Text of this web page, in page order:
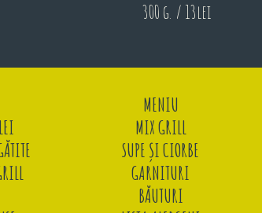
300 g. / 13lei
MENIU
MIX GRILL
SUPE ȘI CIORBE
GARNITURI
BĂUTURI